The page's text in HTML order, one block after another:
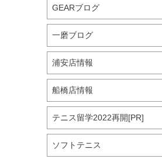
GEARブログ
一磨ブログ
浦安店情報
船橋店情報
テニス留学2022再開[PR]
ソフトテニス